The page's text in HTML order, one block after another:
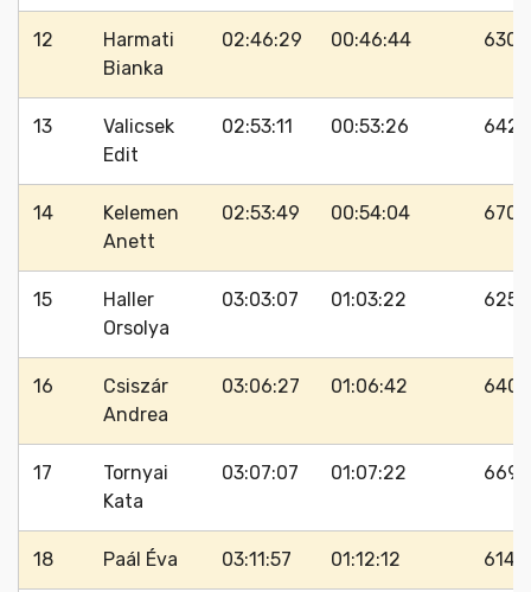
12
Harmati
Bianka
02:46:29 00:46:44 630
13
Valicsek
Edit
02:53:11 00:53:26 642
14
Kelemen
Anett
02:53:49 00:54:04 670
15
Haller
Orsolya
03:03:07 01:03:22 625
16
Csiszár
Andrea
03:06:27 01:06:42 640
17
Tornyai
Kata
03:07:07 01:07:22 669
18 Paál Éva 03:11:57 01:12:12 614